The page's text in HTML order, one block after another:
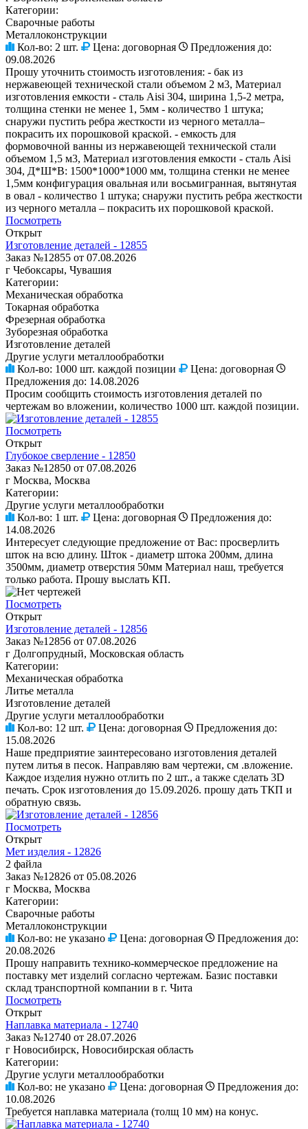
Категории:
Сварочные работы
Металлоконструкции
Кол-во: 2 шт. Цена: договорная
Предложения до:
09.08.2026
Прошу уточнить стоимость изготовления: - бак из
нержавеющей технической стали объемом 2 м3, Материал
изготовления емкости - сталь Aisi 304, ширина 1,5-2 метра,
толщина стенки не менее 1, 5мм - количество 1 штука;
снаружи пустить ребра жесткости из черного металла–
покрасить их порошковой краской. - емкость для
формовочной ванны из нержавеющей технической стали
объемом 1,5 м3, Материал изготовления емкости - сталь Aisi
304, Д*Ш*В: 1500*1000*1000 мм, толщина стенки не менее
1,5мм конфигурация овальная или восьмигранная, вытянутая
в овал - количество 1 штука; снаружи пустить ребра жесткости
из черного металла – покрасить их порошковой краской.
Посмотреть
Открыт
Изготовление деталей - 12855
Заказ №12855 от 07.08.2026
г Чебоксары, Чувашия
Категории:
Механическая обработка
Токарная обработка
Фрезерная обработка
Зуборезная обработка
Изготовление деталей
Другие услуги металлообработки
Кол-во: 1000 шт. каждой позиции Цена: договорная
Предложения до: 14.08.2026
Просим сообщить стоимость изготовления деталей по
чертежам во вложении, количество 1000 шт. каждой позиции.
Посмотреть
Открыт
Глубокое сверление - 12850
Заказ №12850 от 07.08.2026
г Москва, Москва
Категории:
Другие услуги металлообработки
Кол-во: 1 шт. Цена: договорная
Предложения до:
14.08.2026
Интересует следующие предложение от Вас: просверлить
шток на всю длину. Шток - диаметр штока 200мм, длина
3500мм, диаметр отверстия 50мм Материал наш, требуется
только работа. Прошу выслать КП.
Посмотреть
Открыт
Изготовление деталей - 12856
Заказ №12856 от 07.08.2026
г Долгопрудный, Московская область
Категории:
Механическая обработка
Литье металла
Изготовление деталей
Другие услуги металлообработки
Кол-во: 12 шт. Цена: договорная
Предложения до:
15.08.2026
Наше предприятие заинтересовано изготовления деталей
путем литья в песок. Направляю вам чертежи, см .вложение.
Каждое изделия нужно отлить по 2 шт., а также сделать 3D
печать. Срок изготовления до 15.09.2026. прошу дать ТКП и
обратную связь.
Посмотреть
Открыт
Мет изделия - 12826
2 файла
Заказ №12826 от 05.08.2026
г Москва, Москва
Категории:
Сварочные работы
Металлоконструкции
Кол-во: не указано Цена: договорная
Предложения до:
20.08.2026
Прошу направить технико-коммерческое предложение на
поставку мет изделий согласно чертежам. Базис поставки
склад транспортной компании в г. Чита
Посмотреть
Открыт
Наплавка материала - 12740
Заказ №12740 от 28.07.2026
г Новосибирск, Новосибирская область
Категории:
Другие услуги металлообработки
Кол-во: не указано Цена: договорная
Предложения до:
10.08.2026
Требуется наплавка материала (толщ 10 мм) на конус.